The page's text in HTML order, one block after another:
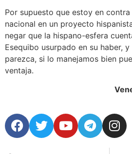
Por supuesto que estoy en
nacional en un proyecto
negar que la hispano-esfera
Esequibo usurpado en su haber,
parezca, si lo manejamos bien
ventaja.